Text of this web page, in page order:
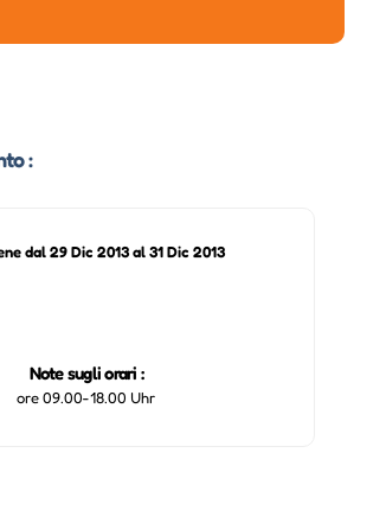
:
dal 29 Dic 2013 al 31 Dic 2013
Note sugli orari :
ore 09.00-18.00 Uhr